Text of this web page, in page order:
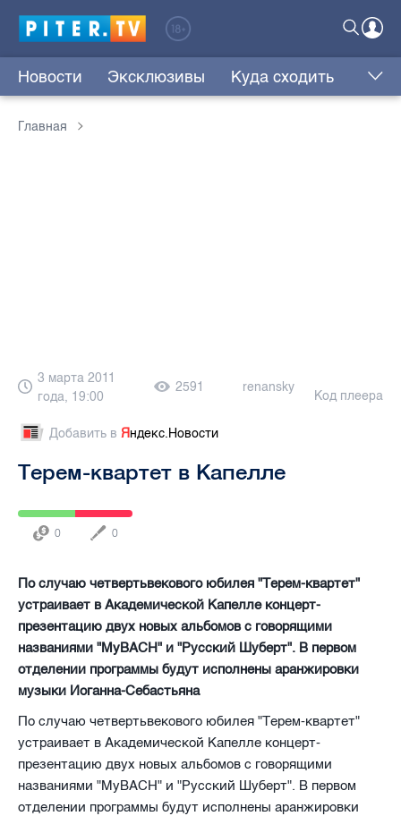
Новости Эксклюзивы Куда сходить
Главная
3 марта 2011
года, 19:00
2591 renansky
Код плеера
Добавить в Яндекс.Новости
Терем-квартет в Капелле
0 0
По случаю четвертьвекового юбилея "Терем-квартет"
устраивает в Академической Капелле концерт-
презентацию двух новых альбомов с говорящими
названиями "MyBACH" и "Русский Шуберт". В первом
отделении программы будут исполнены аранжировки
музыки Иоганна-Себастьяна
По случаю четвертьвекового юбилея "Терем-квартет"
устраивает в Академической Капелле концерт-
презентацию двух новых альбомов с говорящими
названиями "MyBACH" и "Русский Шуберт". В первом
отделении программы будут исполнены аранжировки